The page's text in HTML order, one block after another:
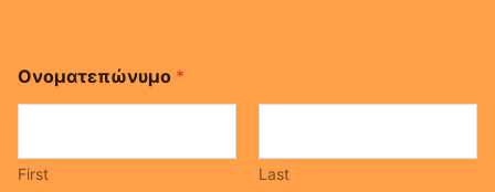
Ονοματεπώνυμο *
First Last